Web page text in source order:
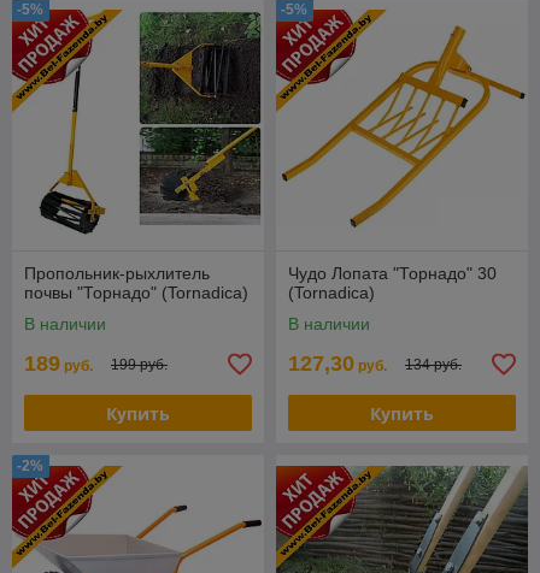
-5%
Пропольник-рыхлитель
почвы "Торнадо" (Tornadica)
В наличии
189 руб. 199 руб.
Купить
-5%
Чудо Лопата "Торнадо" 30
(Tornadica)
В наличии
127,30 руб. 134 руб.
Купить
-2%